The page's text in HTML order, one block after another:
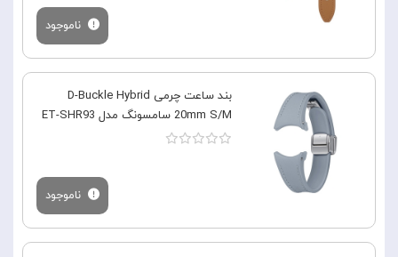
ناموجود
بند ساعت چرمی D-Buckle Hybrid
20mm S/M سامسونگ مدل ET-SHR93
ناموجود